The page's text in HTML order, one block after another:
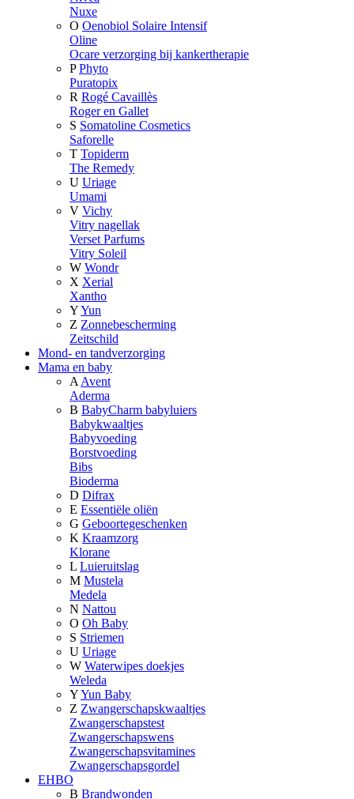
Nuxe
O Oenobiol Solaire Intensif
Oline
Ocare verzorging bij kankertherapie
P Phyto
Puratopix
R Rogé Cavaillès
Roger en Gallet
S Somatoline Cosmetics
Saforelle
T Topiderm
The Remedy
U Uriage
Umami
V Vichy
Vitry nagellak
Verset Parfums
Vitry Soleil
W Wondr
X Xerial
Xantho
YYun
Z Zonnebescherming
Zeitschild
Mond- en tandverzorging
Mama en baby
A Avent
Aderma
B BabyCharm babyluiers
Babykwaaltjes
Babyvoeding
Borstvoeding
Bibs
Bioderma
D Difrax
E Essentiële oliën
G Geboortegeschenken
K Kraamzorg
Klorane
L Luieruitslag
M Mustela
Medela
N Nattou
O Oh Baby
S Striemen
U Uriage
W Waterwipes doekjes
Weleda
YYun Baby
Z Zwangerschapskwaaltjes
Zwangerschapstest
Zwangerschapswens
Zwangerschapsvitamines
Zwangerschapsgordel
EHBO
B Brandwonden